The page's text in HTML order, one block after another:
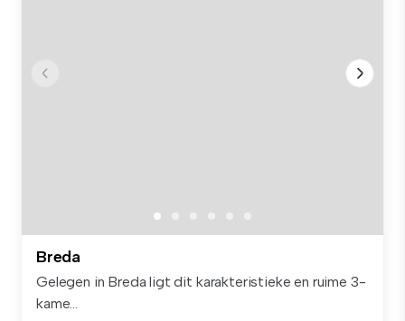
Breda
Gelegen in Breda ligt dit karakteristieke en ruime 3-
kame...